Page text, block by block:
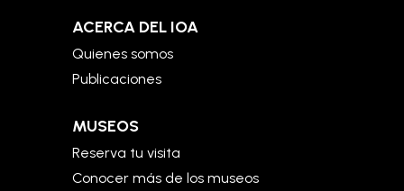
ACERCA DEL IOA
Quienes somos
Publicaciones
MUSEOS
Reserva tu visita
Conocer más de los museos